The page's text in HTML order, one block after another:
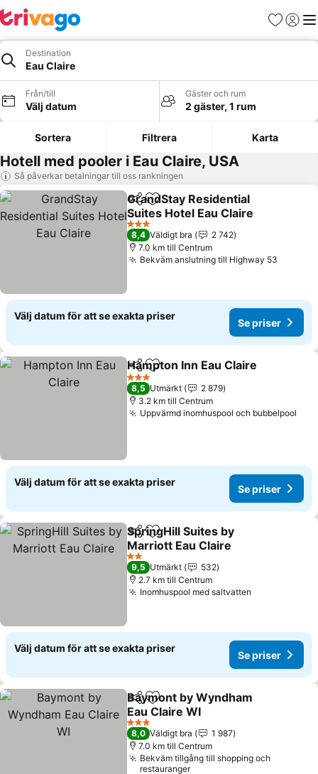
Favoriter
Logga
Destination
Eau Claire
Från/till
Välj datum
Gäster och rum
2 gäster, 1 rum
Sortera Filtrera Karta
Hotell med pooler i Eau Claire, USA
Så påverkar betalningar till oss rankningen
Dela Lägg till i Mina Favoriter
GrandStay Residential
Suites Hotel Eau Claire
Se priser
3 Stjärnor
8,4 Väldigt bra
2 742
7.0 km till Centrum
Bekväm anslutning till Highway 53
Välj datum för att se exakta priser
Se priser
Dela Lägg till i Mina Favoriter
Hampton Inn Eau Claire
3 Stjärnor
8,5 Utmärkt
2 879
3.2 km till Centrum
Uppvärmd inomhuspool och bubbelpool
Välj datum för att se exakta priser
Se priser
Dela Lägg till i Mina Favoriter
SpringHill Suites by
Marriott Eau Claire
Se priser
2 Stjärnor
9,5 Utmärkt
532
2.7 km till Centrum
Inomhuspool med saltvatten
Välj datum för att se exakta priser
Se priser
Dela Lägg till i Mina Favoriter
Baymont by Wyndham
Eau Claire WI
Se priser
3 Stjärnor
8,0 Väldigt bra
1 987
7.0 km till Centrum
Bekväm tillgång till shopping och
restauranger